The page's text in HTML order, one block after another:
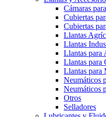
Cámaras
Cubiertas
Cubiertas
Llantas
Llantas
Llantas para
Llantas para
Llantas para
Neumáticos
Neumáticos
Otros
Selladores